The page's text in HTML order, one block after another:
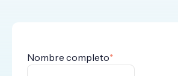
Nombre completo*